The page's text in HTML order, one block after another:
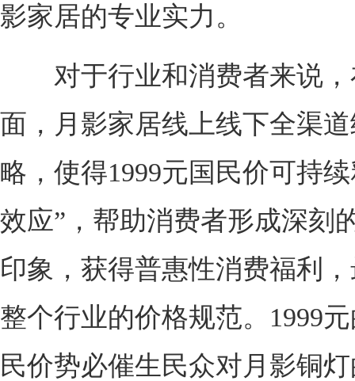
影家居的专业实力。
对于行业和消费者来说，
面，月影家居线上线下全渠
略，使得1999元国民价可持
效应”，帮助消费者形成深刻
印象，获得普惠性消费福利
整个行业的价格规范。1999
民价势必催生民众对月影铜